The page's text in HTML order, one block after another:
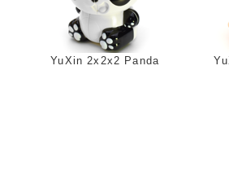
YuXin 2x2x2 Panda